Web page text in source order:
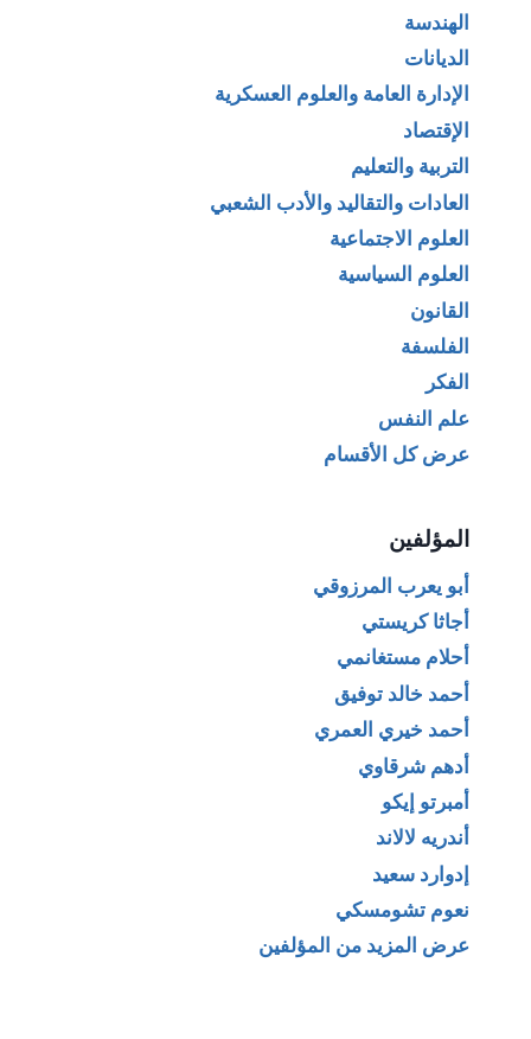
الهندسة
الديانات
الإدارة العامة والعلوم العسكرية
الإقتصاد
التربية والتعليم
العادات والتقاليد والأدب الشعبي
العلوم الاجتماعية
العلوم السياسية
القانون
الفلسفة
الفكر
علم النفس
عرض كل الأقسام
المؤلفين
أبو يعرب المرزوقي
أجاثا كريستي
أحلام مستغانمي
أحمد خالد توفيق
أحمد خيري العمري
أدهم شرقاوي
أمبرتو إيكو
أندريه لالاند
إدوارد سعيد
نعوم تشومسكي
عرض المزيد من المؤلفين